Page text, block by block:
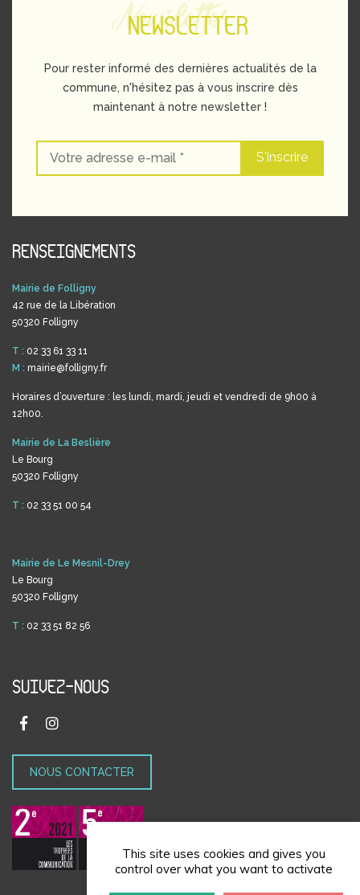
Newsletter
NEWSLETTER
Pour rester informé des dernières actualités de la
commune, n'hésitez pas à vous inscrire dès
maintenant à notre newsletter !
RENSEIGNEMENTS
Mairie de Folligny
42 rue de la Libération
50320 Folligny
T : 02 33 61 33 11
M : mairie@folligny.fr
Horaires d’ouverture : les lundi, mardi, jeudi et vendredi de 9h00 à
12h00.
Mairie de La Beslière
Le Bourg
50320 Folligny
T : 02 33 51 00 54
Mairie de Le Mesnil-Drey
Le Bourg
50320 Folligny
T : 02 33 51 82 56
SUIVEZ-NOUS
NOUS CONTACTER
This site uses cookies and gives you
control over what you want to activate